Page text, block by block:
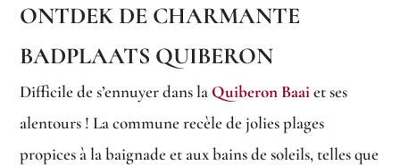
ONTDEK DE CHARMANTE
BADPLAATS QUIBERON
Difficile de s’ennuyer dans la Quiberon Baai et ses
alentours ! La commune recèle de jolies plages
propices à la baignade et aux bains de soleils, telles que